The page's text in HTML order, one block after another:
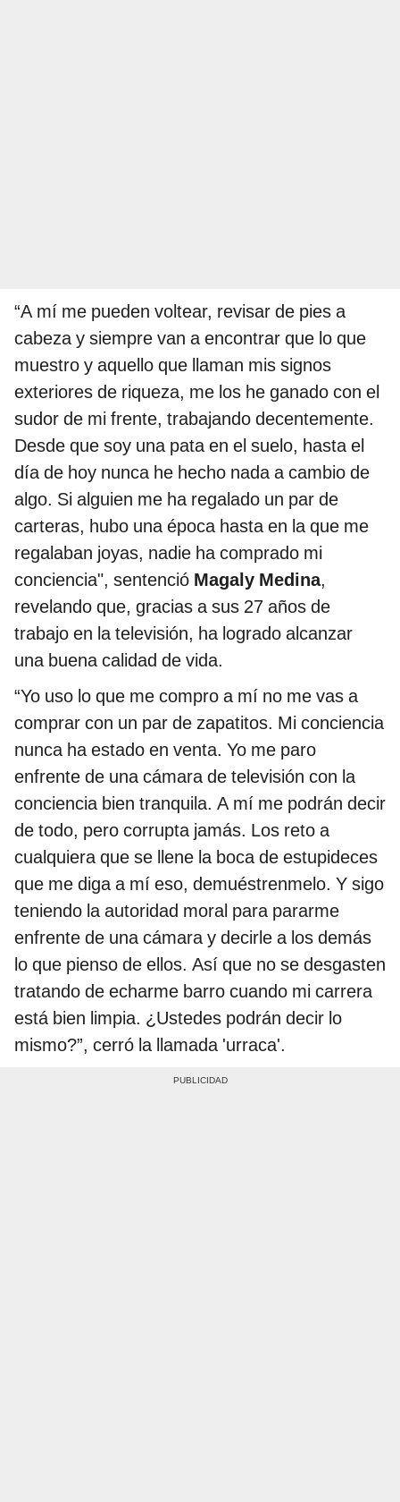
“A mí me pueden voltear, revisar de pies a
cabeza y siempre van a encontrar que lo que
muestro y aquello que llaman mis signos
exteriores de riqueza, me los he ganado con el
sudor de mi frente, trabajando decentemente.
Desde que soy una pata en el suelo, hasta el
día de hoy nunca he hecho nada a cambio de
algo. Si alguien me ha regalado un par de
carteras, hubo una época hasta en la que me
regalaban joyas, nadie ha comprado mi
conciencia", sentenció Magaly Medina,
revelando que, gracias a sus 27 años de
trabajo en la televisión, ha logrado alcanzar
una buena calidad de vida.
“Yo uso lo que me compro a mí no me vas a
comprar con un par de zapatitos. Mi conciencia
nunca ha estado en venta. Yo me paro
enfrente de una cámara de televisión con la
conciencia bien tranquila. A mí me podrán decir
de todo, pero corrupta jamás. Los reto a
cualquiera que se llene la boca de estupideces
que me diga a mí eso, demuéstrenmelo. Y sigo
teniendo la autoridad moral para pararme
enfrente de una cámara y decirle a los demás
lo que pienso de ellos. Así que no se desgasten
tratando de echarme barro cuando mi carrera
está bien limpia. ¿Ustedes podrán decir lo
mismo?”, cerró la llamada 'urraca'.